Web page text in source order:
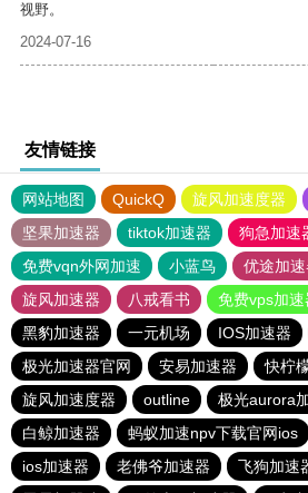
视野。
2024-07-16
友情链接
网站地图 QuickQ 旋风加速度器
坚果加速器
tiktok加速器
狗急加速
免费vqn外网加速
小蓝鸟 优途加
旋风加速器
八戒看书
免费vps加
黑豹加速器
一元机场 IOS加速器
极光加速器官网
安易加速器
快柠
旋风加速度器
outline 极光aurora
白鲸加速器
蚂蚁加速npv下载官网ios
ios加速器
老佛爷加速器 飞狗加速